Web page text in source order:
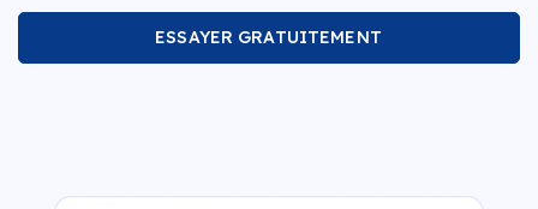
ESSAYER GRATUITEMENT